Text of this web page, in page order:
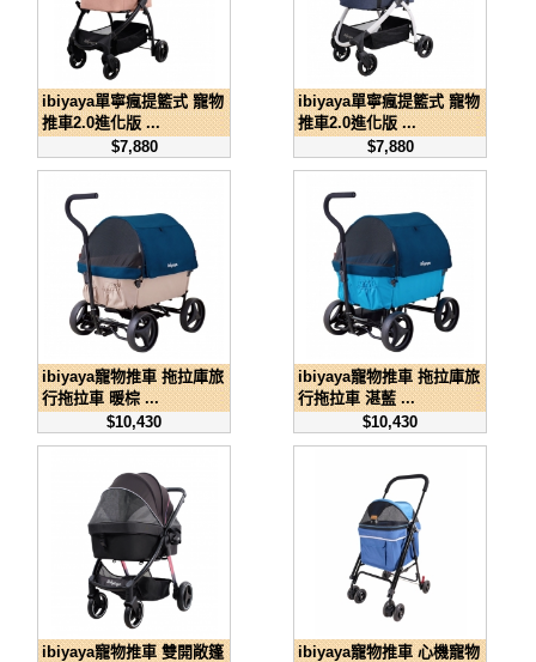
ibiyaya單寧瘋提籃式 寵物
推車2.0進化版 ...
$7,880
ibiyaya單寧瘋提籃式 寵物
推車2.0進化版 ...
$7,880
ibiyaya寵物推車 拖拉庫旅
行拖拉車 暖棕 ...
$10,430
ibiyaya寵物推車 拖拉庫旅
行拖拉車 湛藍 ...
$10,430
ibiyaya寵物推車 雙開敞篷
ibiyaya寵物推車 心機寵物